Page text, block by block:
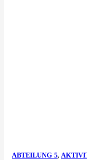
ABTEILUNG 5,